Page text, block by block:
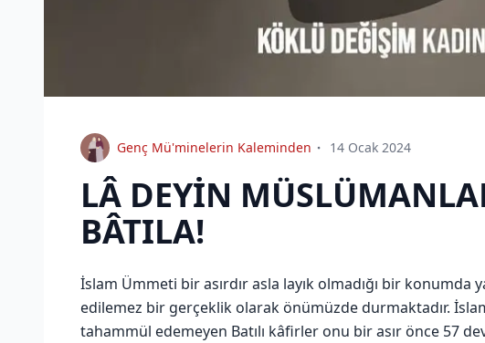
Genç Mü'minelerin Kaleminden 14 Ocak 2024
LÂ DEYİN
BÂTILA!
İslam Ümmeti bir asırdır asla layık olmadığı bir konumda
edilemez bir gerçeklik olarak önümüzde durmaktadır.
tahammül edemeyen Batılı kâfirler onu bir asır önce 57